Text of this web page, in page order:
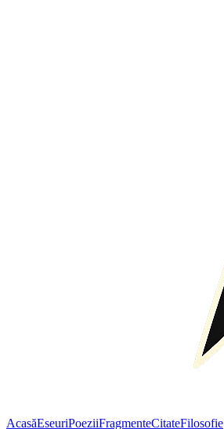
AcasăEseuriPoeziiFragmenteCitateFilosofie